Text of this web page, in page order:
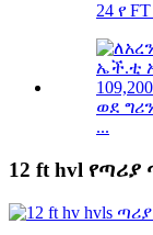
24 የ
ወደ
...
12 ft hvl